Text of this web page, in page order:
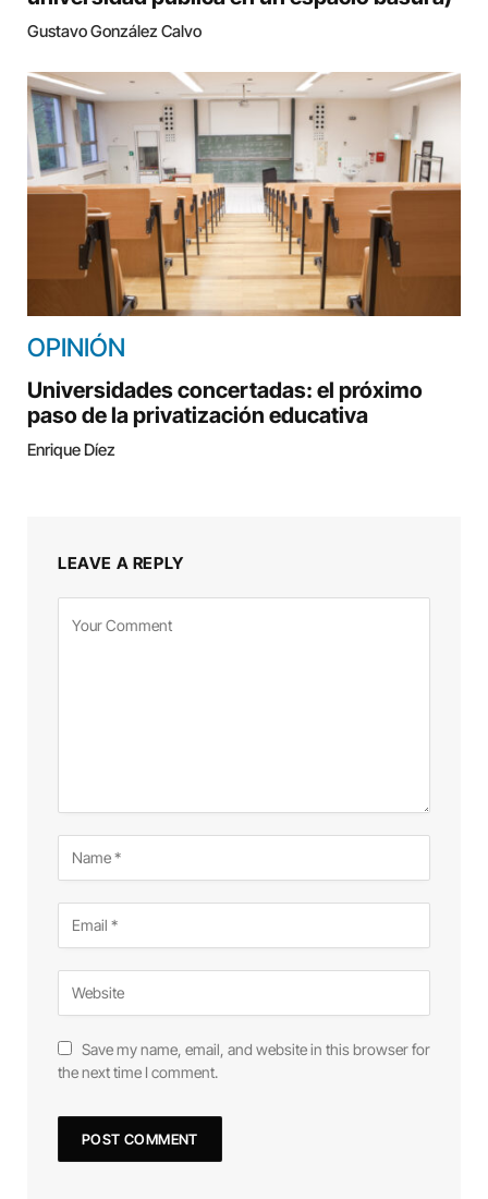
Gustavo González Calvo
OPINIÓN
Universidades concertadas: el próximo
paso de la privatización educativa
Enrique Díez
LEAVE A REPLY
Save my name, email, and website in this browser for
the next time I comment.